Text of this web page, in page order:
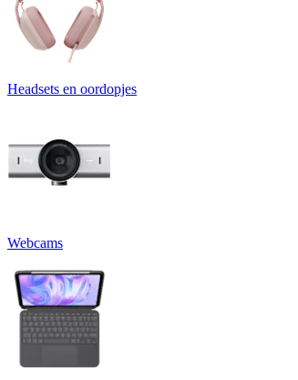
Headsets en oordopjes
Webcams